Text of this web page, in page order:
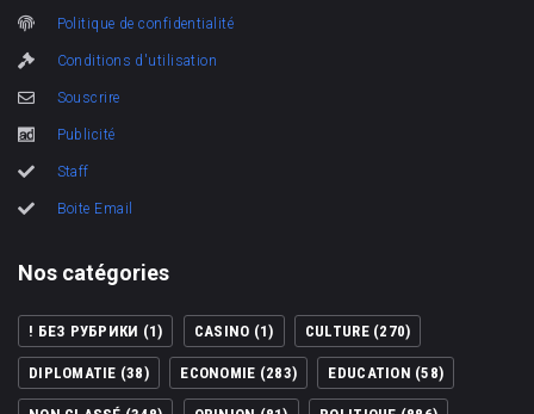
Politique de confidentialité
Conditions d'utilisation
Souscrire
Publicité
Staff
Boite Email
Nos catégories
! БЕЗ РУБРИКИ (1) CASINO (1) CULTURE(270)
DIPLOMATIE (38) ECONOMIE (283) EDUCATION (58)